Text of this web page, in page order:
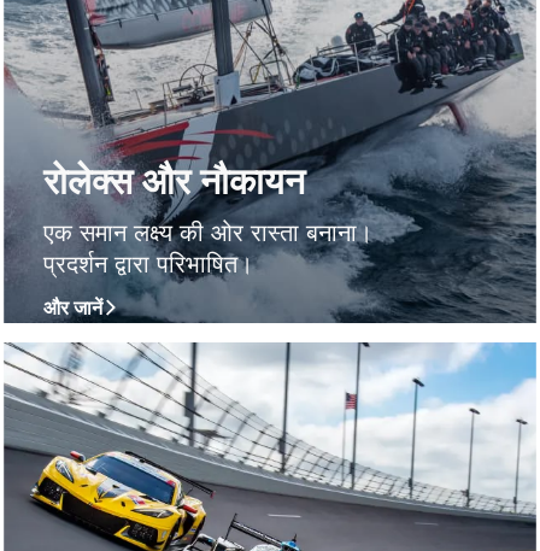
रोलेक्स और नौकायन
एक समान लक्ष्य की ओर रास्ता बनाना।
प्रदर्शन द्वारा परिभाषित।
और जानें